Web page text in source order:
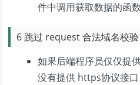
件中调用获取数据的函
6 跳过 request 合法域名校验
如果后端程序员仅仅提
没有提供 https协议接口